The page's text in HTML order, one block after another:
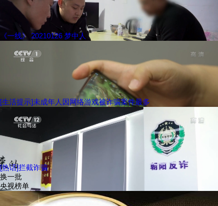
《一线》 20210126 梦中人
[生活提示]未成年人因网络游戏被诈骗案件最多
[热话]拦截诈骗
换一批
央视榜单